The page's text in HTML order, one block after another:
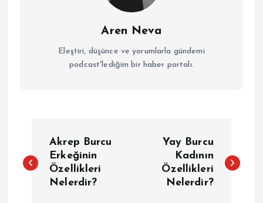
Aren Neva
Eleştiri, düşünce ve yorumlarla gündemi
podcast'lediğim bir haber portalı.
a
Akrep Burcu
Erkeğinin
Özellikleri
Nelerdir?
Yay Burcu
Kadının
Özellikleri
Nelerdir?